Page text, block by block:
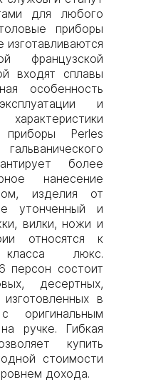
для любого
приборы
французской
входят сплавы
особенность
и
Perles
более
нанесение
изделия от
утонченный и
вилки, ножи и
относятся к
люкс.
персон состоит
десертных,
в
оригинальным
ручке. Гибкая
купить
стоимости
дохода.